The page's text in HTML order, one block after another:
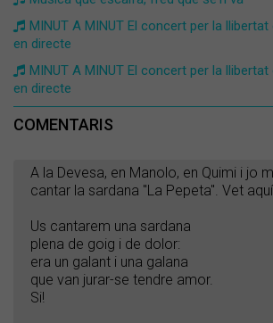
MINUT A MINUT El concert per la
en directe
MINUT A MINUT El concert per la
en directe
COMENTARIS
A la Devesa, en Manolo, en Quimi i jo
cantar la sardana "La Pepeta". Vet
Us cantarem una sardana
plena de goig i de dolor:
era un galant i una galana
que van jurar-se tendre amor.
Si!